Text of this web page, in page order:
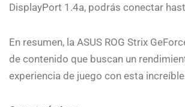
DisplayPort 1.4a, podrás conectar
En resumen, la ASUS ROG Strix
de contenido que buscan un
experiencia de juego con esta